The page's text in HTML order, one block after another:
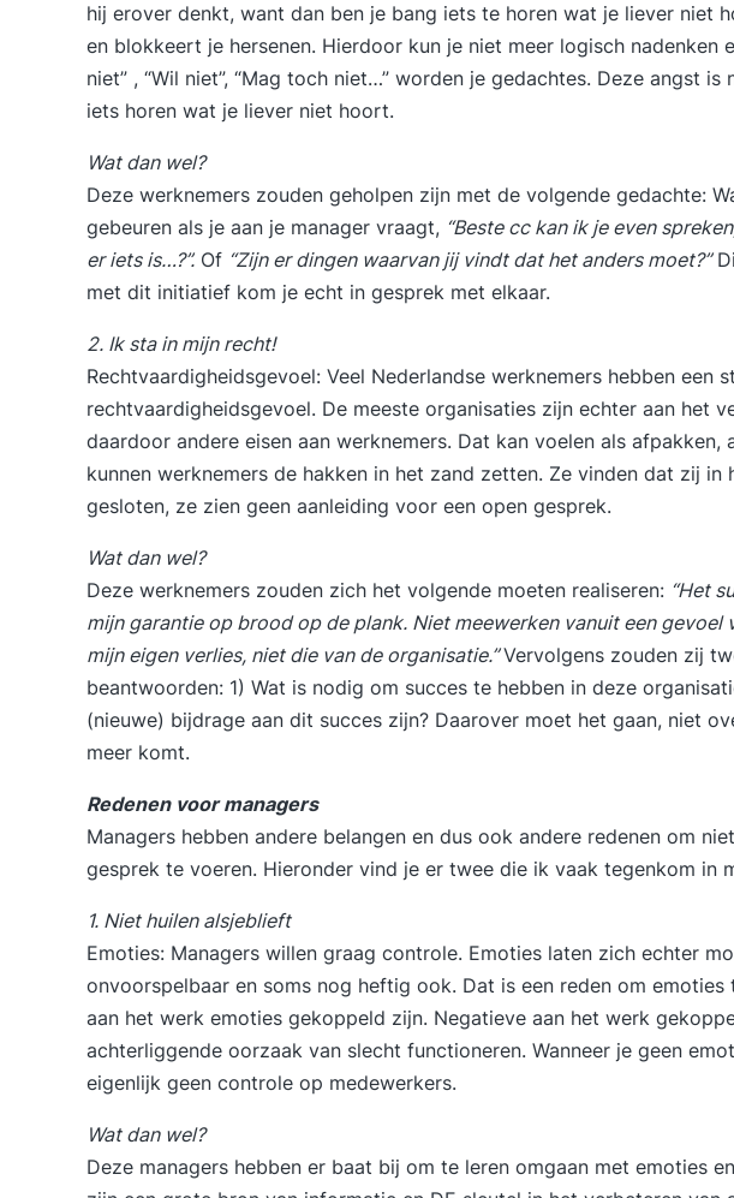
hij erover denkt, want dan ben je bang iets te horen wat je liever niet
en blokkeert je hersenen. Hierdoor kun je niet meer logisch nadenken
niet” , “Wil niet”, “Mag toch niet…” worden je gedachtes. Deze angst
iets horen wat je liever niet hoort.
Wat dan wel?
Deze werknemers zouden geholpen zijn met de volgende gedachte:
gebeuren als je aan je manager vraagt, “Beste cc kan ik je even
er iets is…?”. Of “Zijn er dingen waarvan jij vindt dat het anders moet?”
met dit initiatief kom je echt in gesprek met elkaar.
2. Ik sta in mijn recht!
Rechtvaardigheidsgevoel: Veel Nederlandse werknemers hebben een
rechtvaardigheidsgevoel. De meeste organisaties zijn echter aan het
daardoor andere eisen aan werknemers. Dat kan voelen als afpakken,
kunnen werknemers de hakken in het zand zetten. Ze vinden dat zij in
gesloten, ze zien geen aanleiding voor een open gesprek.
Wat dan wel?
Deze werknemers zouden zich het volgende moeten realiseren: “Het
mijn garantie op brood op de plank. Niet meewerken vanuit een gevoel
mijn eigen verlies, niet die van de organisatie.”Vervolgens zouden zij
beantwoorden: 1) Wat is nodig om succes te hebben in deze
(nieuwe) bijdrage aan dit succes zijn? Daarover moet het gaan, niet
meer komt.
Redenen voor managers
Managers hebben andere belangen en dus ook andere redenen om
gesprek te voeren. Hieronder vind je er twee die ik vaak tegenkom in
1. Niet huilen alsjeblieft
Emoties: Managers willen graag controle. Emoties laten zich echter
onvoorspelbaar en soms nog heftig ook. Dat is een reden om
aan het werk emoties gekoppeld zijn. Negatieve aan het werk
achterliggende oorzaak van slecht functioneren. Wanneer je geen
eigenlijk geen controle op medewerkers.
Wat dan wel?
Deze managers hebben er baat bij om te leren omgaan met emoties